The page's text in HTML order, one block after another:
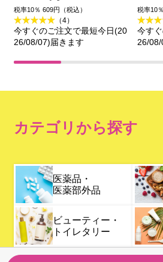
＆Ｇジャパン (医薬部外
品)
税率10％ 609円（税込）
（4）
今すぐのご注文で最短今日(20
26/08/07)届きます
薬部
税率10
今す
26/08/
カテゴリから探す
医薬品・
医薬部外品
ビューティー・
トイレタリー